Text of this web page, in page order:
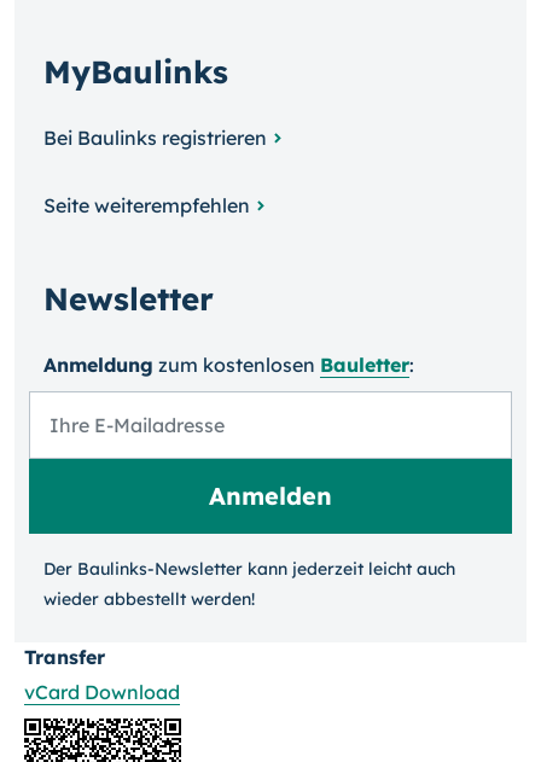
MyBaulinks
Bei Baulinks registrieren
Seite weiterempfehlen
Newsletter
Anmeldung zum kosten­losen Bauletter:
Der Baulinks-Newsletter kann jeder­zeit leicht auch
wieder ab­bestellt werden!
Transfer
vCard Download